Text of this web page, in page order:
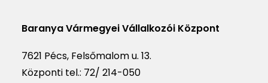
Baranya Vármegyei Vállalkozói Központ
7621 Pécs, Felsőmalom u. 13.
Központi tel.: 72/ 214-050